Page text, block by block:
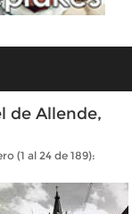
de Allende,
(1 al 24 de 189):